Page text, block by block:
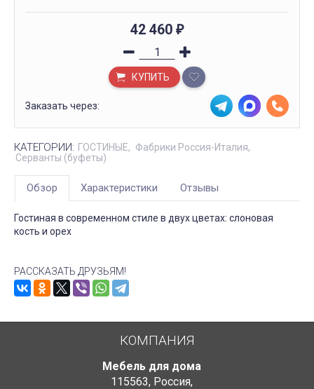
42 460 ₽
КУПИТЬ
Заказать через:
КАТЕГОРИИ: ГОСТИНЫЕ
Фабрики Россия-Италия
Серванты (буфеты)
Обзор Характеристики Отзывы
Гостиная в современном стиле в двух цветах: слоновая
кость и орех
РАССКАЗАТЬ ДРУЗЬЯМ!
КОМПАНИЯ
Мебель для дома
115563, Россия,